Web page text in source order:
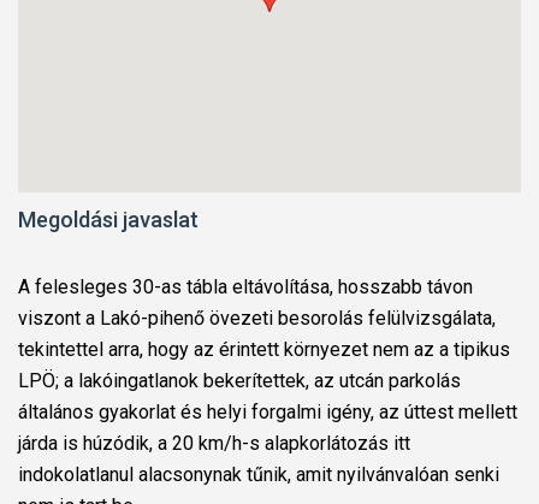
Megoldási javaslat
A felesleges 30-as tábla eltávolítása, hosszabb távon
viszont a Lakó-pihenő övezeti besorolás felülvizsgálata,
tekintettel arra, hogy az érintett környezet nem az a tipikus
LPÖ; a lakóingatlanok bekerítettek, az utcán parkolás
általános gyakorlat és helyi forgalmi igény, az úttest mellett
járda is húzódik, a 20 km/h-s alapkorlátozás itt
indokolatlanul alacsonynak tűnik, amit nyilvánvalóan senki